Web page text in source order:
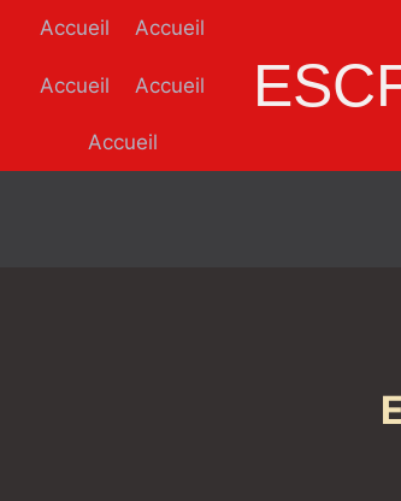
Accueil Accueil
Accueil Accueil
Accueil